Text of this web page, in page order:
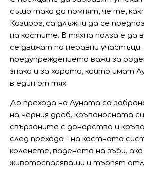
също така да помнят, че те,
Козирог, са длъжни да се
на костите. В тяхна полза е да
се движат по неравни участъци.
предупреждението важи за
знака и за хората, които имат
в един от тях.
До прехода на Луната са
на черния дроб, кръвоносната
свързаните с донорство и
след прехода – на костната
коленете, ваденето на зъби, ако
животоспасяващи и търпят